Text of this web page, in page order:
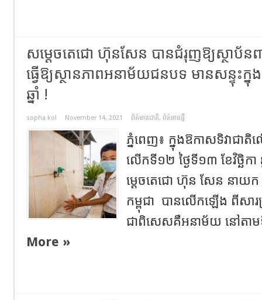
សម្ដេចតេជោ ហ៊ុនសែន បានជំរុញឱ្យស្ថាប័ន
ធ្វើឱ្យស្ថានភាពអនាម័យជនបទ មានសន្ទុះក្នុ
ឆ្នាំ !
sopha kol November 14, 2021 ព័ត៌មានជាតិ, ព័ត៌មានថ្មី
ភ្នំពេញ៖ ក្នុងឱកាសទិវាជា
លើកទី១២ ថ្ងៃទី១៣ ខែវិច្ឆិ
ម្តេចតេជោ ហ៊ុន សែន នាយក រ
កម្ពុជា បានលើកឡើង ពីសារ
ជាពិសេសគឺអនាម័យ នៅតា
More »